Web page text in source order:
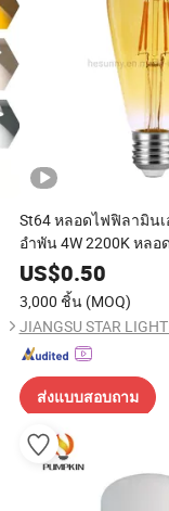
St64 หลอดไฟฟิลามิน
อำพัน 4W 2200K หลอ
US$0.50
3,000 ชิ้น (MOQ)
JIANGSU STAR
ส่งแบบสอบถาม